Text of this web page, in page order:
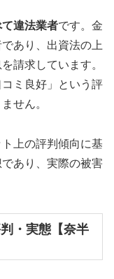
違法業者です。金
あり、出資法の上
請求しています。
ミ良好」という評
せん。
上の評判傾向に基
あり、実際の被害
・実態【奈半